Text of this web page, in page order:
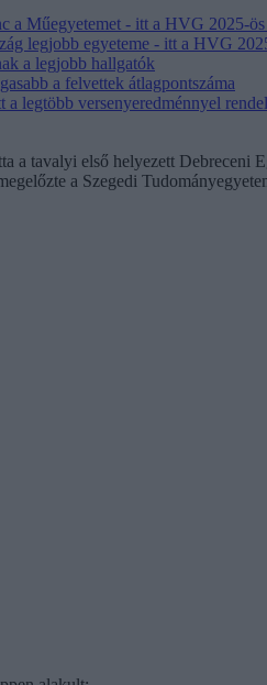
a Műegyetemet - itt a HVG 2025-ös
legjobb egyeteme - itt a HVG
a legjobb hallgatók
a felvettek átlagpontszáma
a legtöbb versenyeredménnyel
a tavalyi első helyezett
a Szegedi